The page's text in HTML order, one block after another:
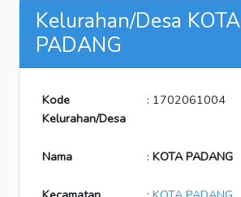
Kelurahan/Desa KOTA
PADANG
Kode
Kelurahan/Desa
: 1702061004
Nama : KOTA PADANG